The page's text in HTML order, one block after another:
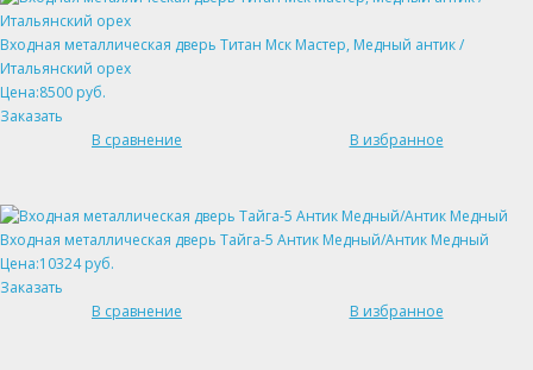
Входная металлическая дверь Титан Мск Мастер, Медный антик /
Итальянский орех
Цена:8500 руб.
Заказать
В сравнение
В избранное
Входная металлическая дверь Тайга-5 Антик Медный/Антик Медный
Цена:10324 руб.
Заказать
В сравнение
В избранное